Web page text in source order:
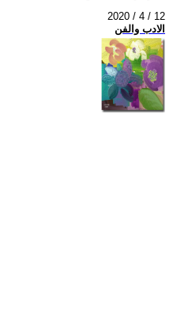
2020 / 4 / 12
الادب والفن